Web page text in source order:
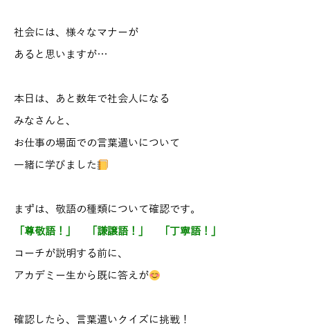
社会には、様々なマナーが
あると思いますが…
本日は、あと数年で社会人になる
みなさんと、
お仕事の場面での言葉遣いについて
一緒に学びました
まずは、敬語の種類について確認です。
「尊敬語！」 「謙譲語！」 「丁寧語！」
コーチが説明する前に、
アカデミー生から既に答えが
確認したら、言葉遣いクイズに挑戦！